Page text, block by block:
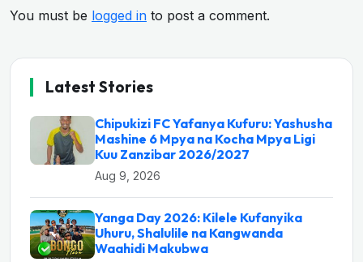
You must be logged in to post a comment.
Latest Stories
Chipukizi FC Yafanya Kufuru: Yashusha
Mashine 6 Mpya na Kocha Mpya Ligi
Kuu Zanzibar 2026/2027
Aug 9, 2026
Yanga Day 2026: Kilele Kufanyika
Uhuru, Shalulile na Kangwanda
Waahidi Makubwa